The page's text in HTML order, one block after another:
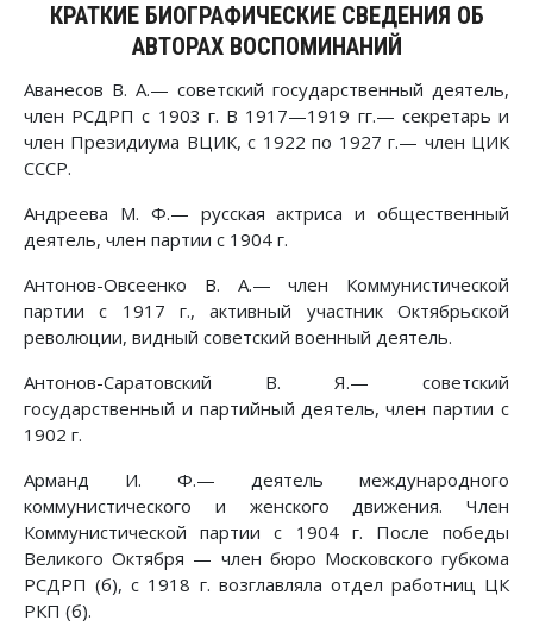
КРАТКИЕ БИОГРАФИЧЕСКИЕ СВЕДЕНИЯ ОБ
АВТОРАХ ВОСПОМИНАНИЙ
Аванесов В. А.— советский государственный деятель,
член РСДРП с 1903 г. В 1917—1919 гг.— секретарь и
член Президиума ВЦИК, с 1922 по 1927 г.— член ЦИК
СССР.
Андреева М. Ф.— русская актриса и общественный
деятель, член партии с 1904 г.
Антонов-Овсеенко В. А.— член Коммунистической
партии с 1917 г., активный участник Октябрьской
революции, видный советский военный деятель.
Антонов-Саратовский В. Я.— советский
государственный и партийный деятель, член партии с
1902 г.
Арманд И. Ф.— деятель международного
коммунистического и женского движения. Член
Коммунистической партии с 1904 г. После победы
Великого Октября — член бюро Московского губкома
РСДРП (б), с 1918 г. возглавляла отдел работниц ЦК
РКП (б).